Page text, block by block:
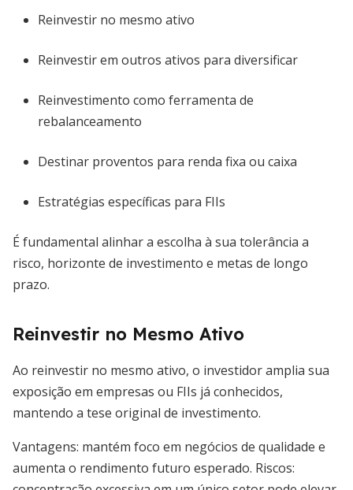
Reinvestir no mesmo ativo
Reinvestir em outros ativos para diversificar
Reinvestimento como ferramenta de
rebalanceamento
Destinar proventos para renda fixa ou caixa
Estratégias específicas para FIIs
É fundamental alinhar a escolha à sua tolerância a
risco, horizonte de investimento e metas de longo
prazo.
Reinvestir no Mesmo Ativo
Ao reinvestir no mesmo ativo, o investidor amplia sua
exposição em empresas ou FIIs já conhecidos,
mantendo a tese original de investimento.
Vantagens: mantém foco em negócios de qualidade e
aumenta o rendimento futuro esperado. Riscos: